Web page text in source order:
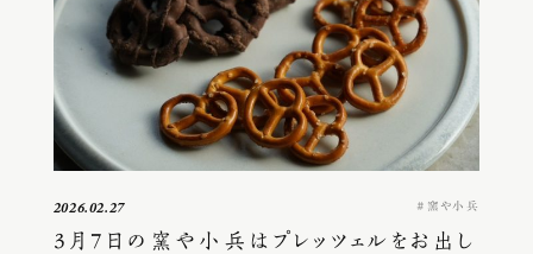
2026.02.27 窯や小兵
3月7日の窯や小兵はプレッツェルをお出し